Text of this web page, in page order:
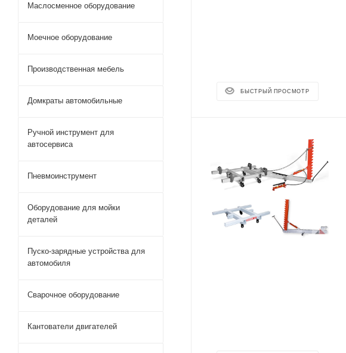
БЫСТРЫЙ ПРОСМОТР
Маслосменное оборудование
Моечное оборудование
Производственная мебель
Домкраты автомобильные
Ручной инструмент для
автосервиса
Пневмоинструмент
Оборудование для мойки
деталей
Пуско-зарядные устройства для
автомобиля
Сварочное оборудование
Кантователи двигателей